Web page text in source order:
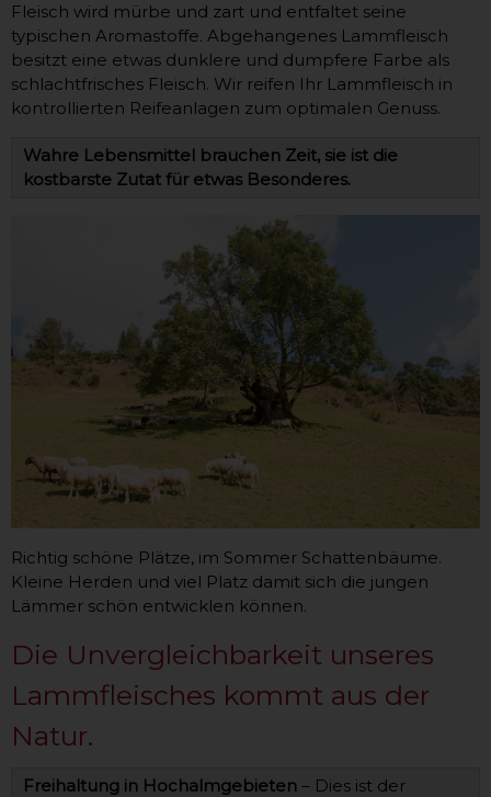
Fleisch wird mürbe und zart und entfaltet seine
typischen Aromastoffe. Abgehangenes Lammfleisch
besitzt eine etwas dunklere und dumpfere Farbe als
schlachtfrisches Fleisch. Wir reifen Ihr Lammfleisch in
kontrollierten Reifeanlagen zum optimalen Genuss.
Wahre Lebensmittel brauchen Zeit, sie ist die
kostbarste Zutat für etwas Besonderes.
Richtig schöne Plätze, im Sommer Schattenbäume.
Kleine Herden und viel Platz damit sich die jungen
Lämmer schön entwicklen können.
Die Unvergleichbarkeit unseres
Lammfleisches kommt aus der
Natur.
Freihaltung in Hochalmgebieten – Dies ist der